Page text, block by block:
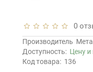
0
Производитель
Доступность: Цену и
Код товара: 136